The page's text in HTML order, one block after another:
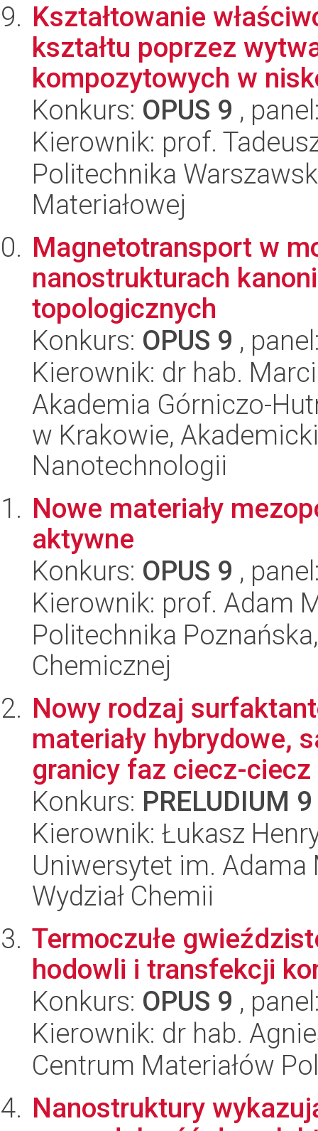
Kształtowanie
kształtu poprzez
kompozytowych w
Konkurs: OPUS 9 ,
Kierownik: prof.
Politechnika
Materiałowej
Magnetotransport w
nanostrukturach
topologicznych
Konkurs: OPUS 9 ,
Kierownik: dr hab.
Akademia Górniczo-
w Krakowie,
Nanotechnologii
Nowe materiały
aktywne
Konkurs: OPUS 9 ,
Kierownik: prof. Adam
Politechnika
Chemicznej
Nowy rodzaj
materiały hybrydowe,
granicy faz ciecz-ciecz
Konkurs: PRELUDIUM 9
Kierownik: Łukasz
Uniwersytet im.
Wydział Chemii
Termoczułe
hodowli i transfekcji
Konkurs: OPUS 9 ,
Kierownik: dr hab.
Centrum Materiałów
Nanostruktury